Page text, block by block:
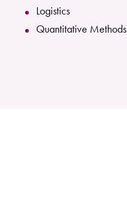
Logistics
Quantitative Methods